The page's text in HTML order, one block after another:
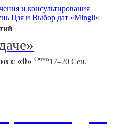
и консультирования
Цзя и Выбор дат «Mingli»
с «0» Очно17–20 Сен.